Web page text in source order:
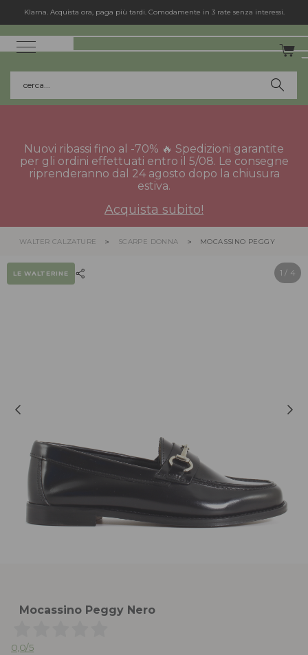
Klarna. Acquista ora, paga più tardi. Comodamente in 3 rate senza interessi.
cerca...
Nuovi ribassi fino al -70% 🔥 Spedizioni garantite
per gli ordini effettuati entro il 5/08. Le consegne
riprenderanno dal 24 agosto dopo la chiusura
estiva.
Acquista subito!
WALTER CALZATURE SCARPE DONNA MOCASSINO PEGGY
1 / 4
LE WALTERINE
Mocassino Peggy Nero
0,0/5